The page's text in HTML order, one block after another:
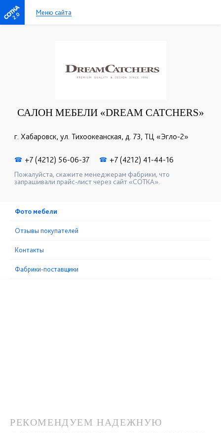
2.0 Меню сайта
САЛОН МЕБЕЛИ «DREAM CATCHERS»
г. Хабаровск, ул. Тихоокеанская, д. 73, ТЦ «Эгло-2»
☎ +7 (4212) 56-06-37 ☎ +7 (4212) 41-44-16
Пожалуйста, скажите менеджерам фабрики, что
запрашивали прайс-лист через сайт «СОТКА».
Фото мебели
Отзывы покупателей
Контакты
Фабрики-поставщики
РЕКОМЕНДУЕМ НАДЕЖНУЮ